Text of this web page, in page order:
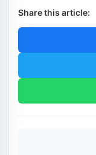
Share this article: